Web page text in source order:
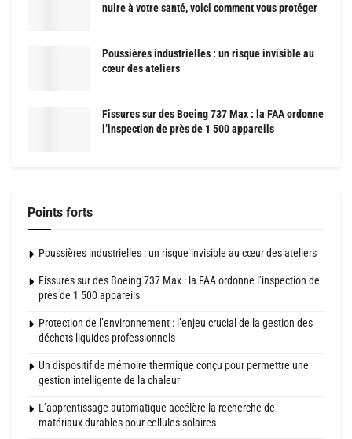
nuire à votre santé, voici comment vous protéger
Poussières industrielles : un risque invisible au
cœur des ateliers
Fissures sur des Boeing 737 Max : la FAA ordonne
l’inspection de près de 1 500 appareils
Points forts
Poussières industrielles : un risque invisible au cœur des ateliers
Fissures sur des Boeing 737 Max : la FAA ordonne l’inspection de
près de 1 500 appareils
Protection de l’environnement : l’enjeu crucial de la gestion des
déchets liquides professionnels
Un dispositif de mémoire thermique conçu pour permettre une
gestion intelligente de la chaleur
L’apprentissage automatique accélère la recherche de
matériaux durables pour cellules solaires